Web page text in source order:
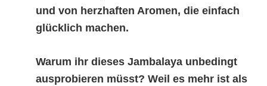
und von herzhaften Aromen, die einfach
glücklich machen.
Warum ihr dieses Jambalaya unbedingt
ausprobieren müsst? Weil es mehr ist als